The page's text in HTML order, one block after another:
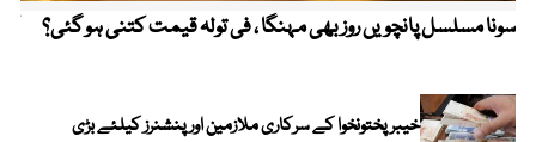
سونا مسلسل پانچویں روز بھی مہنگا ، فی تولہ قیمت کتنی ہو گئی؟
خیبرپختونخوا کے سرکاری ملازمین اور پنشنرز کیلئے بڑی